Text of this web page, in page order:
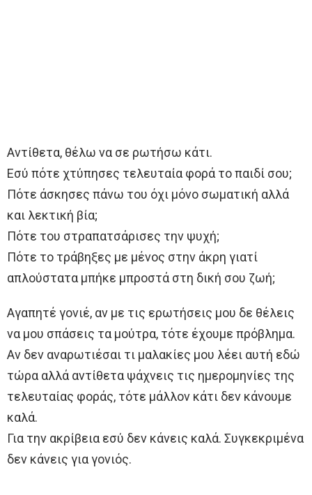
Αντίθετα, θέλω να σε ρωτήσω κάτι.
Εσύ πότε χτύπησες τελευταία φορά το παιδί σου;
Πότε άσκησες πάνω του όχι μόνο σωματική αλλά
και λεκτική βία;
Πότε του στραπατσάρισες την ψυχή;
Πότε το τράβηξες με μένος στην άκρη γιατί
απλούστατα μπήκε μπροστά στη δική σου ζωή;
Αγαπητέ γονιέ, αν με τις ερωτήσεις μου δε θέλεις
να μου σπάσεις τα μούτρα, τότε έχουμε πρόβλημα.
Αν δεν αναρωτιέσαι τι μαλακίες μου λέει αυτή εδώ
τώρα αλλά αντίθετα ψάχνεις τις ημερομηνίες της
τελευταίας φοράς, τότε μάλλον κάτι δεν κάνουμε
καλά.
Για την ακρίβεια εσύ δεν κάνεις καλά. Συγκεκριμένα
δεν κάνεις για γονιός.